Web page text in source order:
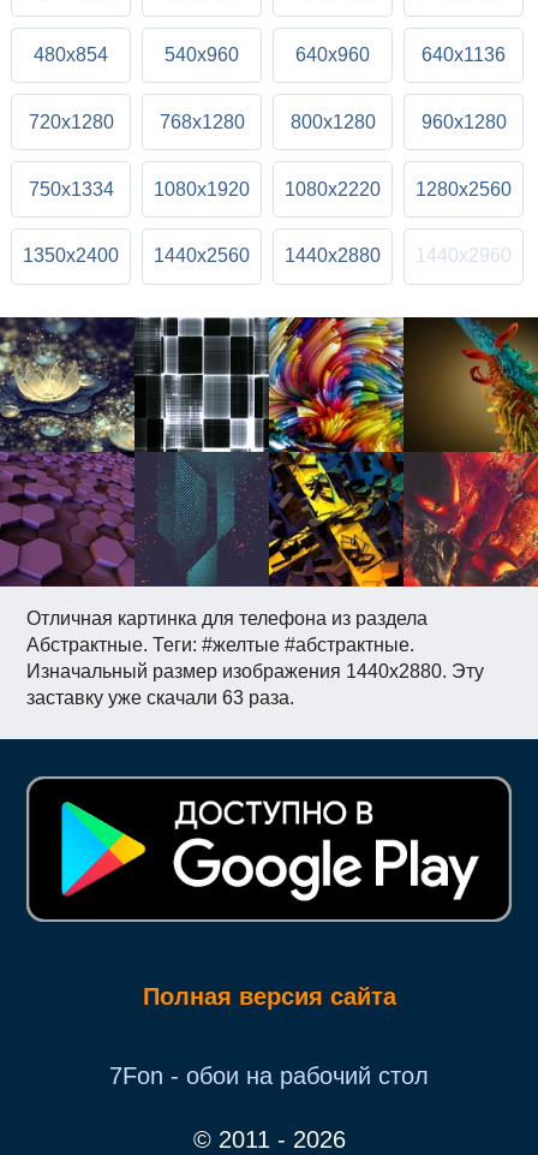
Отличная картинка для телефона из раздела
Абстрактные. Теги: #желтые #абстрактные.
Изначальный размер изображения 1440x2880. Эту
заставку уже скачали 63 раза.
480x854 540x960 640x960 640x1136
720x1280 768x1280 800x1280 960x1280
750x1334 1080x1920 1080x2220 1280x2560
1350x2400 1440x2560 1440x2880 1440x2960
Полная версия сайта
7Fon - обои на рабочий стол
© 2011 - 2026